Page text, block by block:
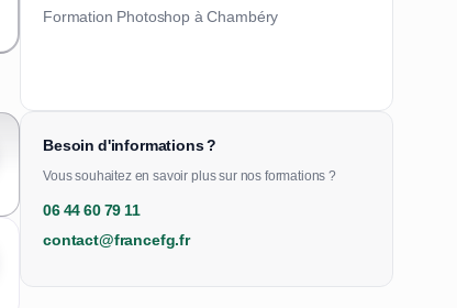
Formation Photoshop à Chambéry
Besoin d'informations ?
Vous souhaitez en savoir plus sur nos formations ?
06 44 60 79 11
contact@francefg.fr